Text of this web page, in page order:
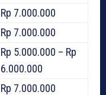
Rp 7.000.000
Rp 7.000.000
Rp 5.000.000 – Rp
6.000.000
Rp 7.000.000